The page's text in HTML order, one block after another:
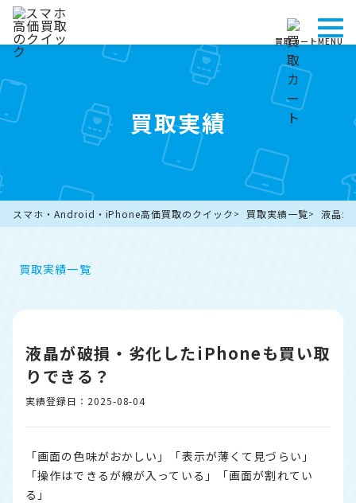
買取カートMENU
買取実績
スマホ・Android・iPhone高価買取のクイック 買取実績一覧 液晶が
買取実績一覧
液晶が破損・劣化したiPhoneも買い取
りできる？
実績登録日：2025-08-04
「画面の色味がおかしい」「表示が薄くて見づらい」
「操作はできるが線が入っている」「画面が割れてい
る」